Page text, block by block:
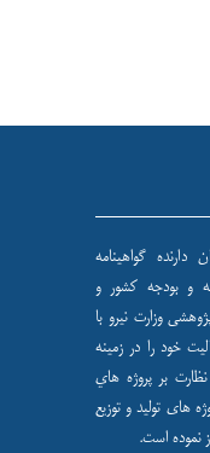
گواهینامه
و بودجه کشور و
وزارت نيرو با
خود را در زمينه
بر پروژه هاي
های توليد و توزيع